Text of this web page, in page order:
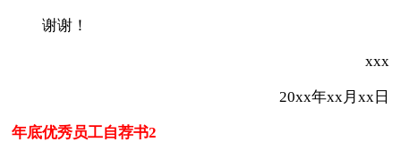
谢谢！
xxx
20xx年xx月xx日
年底优秀员工自荐书2